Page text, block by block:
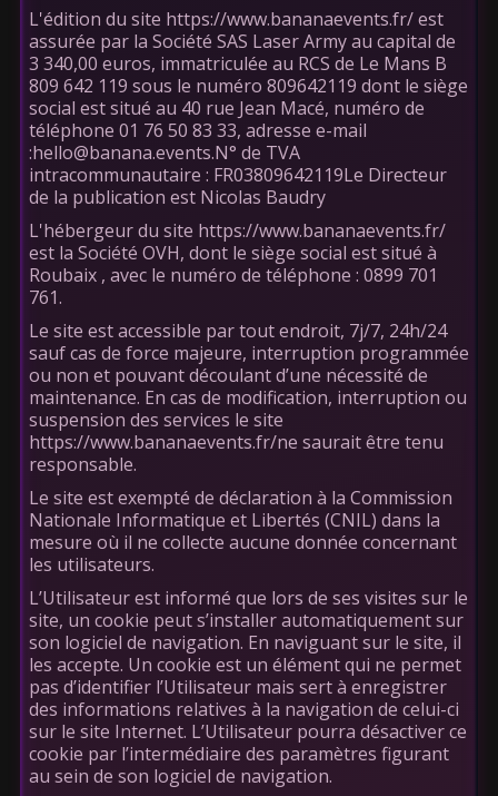
L'édition du site https://www.bananaevents.fr/ est
assurée par la Société SAS Laser Army au capital de
3 340,00 euros, immatriculée au RCS de Le Mans B
809 642 119 sous le numéro 809642119 dont le siège
social est situé au 40 rue Jean Macé, numéro de
téléphone 01 76 50 83 33, adresse e-mail
:hello@banana.events.N° de TVA
intracommunautaire : FR03809642119Le Directeur
de la publication est Nicolas Baudry
L'hébergeur du site https://www.bananaevents.fr/
est la Société OVH, dont le siège social est situé à
Roubaix , avec le numéro de téléphone : 0899 701
761.
Le site est accessible par tout endroit, 7j/7, 24h/24
sauf cas de force majeure, interruption programmée
ou non et pouvant découlant d’une nécessité de
maintenance. En cas de modification, interruption ou
suspension des services le site
https://www.bananaevents.fr/ne saurait être tenu
responsable.
Le site est exempté de déclaration à la Commission
Nationale Informatique et Libertés (CNIL) dans la
mesure où il ne collecte aucune donnée concernant
les utilisateurs.
L’Utilisateur est informé que lors de ses visites sur le
site, un cookie peut s’installer automatiquement sur
son logiciel de navigation. En naviguant sur le site, il
les accepte. Un cookie est un élément qui ne permet
pas d’identifier l’Utilisateur mais sert à enregistrer
des informations relatives à la navigation de celui-ci
sur le site Internet. L’Utilisateur pourra désactiver ce
cookie par l’intermédiaire des paramètres figurant
au sein de son logiciel de navigation.